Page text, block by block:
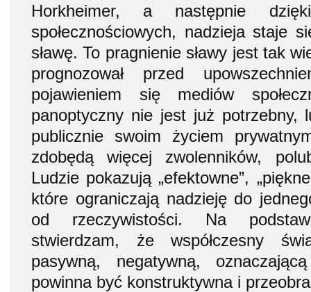
Horkheimer, a następnie
społecznościowych, nadzieja staje
sławę. To pragnienie sławy jest tak
prognozował przed
pojawieniem się mediów
panoptyczny nie jest już potrzebny,
publicznie swoim życiem
zdobędą więcej zwolenników,
Ludzie pokazują „efektowne”,
które ograniczają nadzieję do
od rzeczywistości. Na
stwierdzam, że współczesny
pasywną, negatywną,
powinna być konstruktywna i